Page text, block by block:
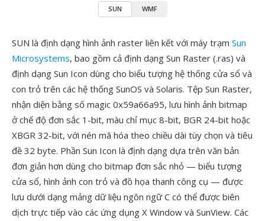
SUN WMF
SUN là định dạng hình ảnh raster liên kết với máy trạm Sun
Microsystems, bao gồm cả định dạng Sun Raster (.ras) và
định dạng Sun Icon dùng cho biểu tượng hệ thống cửa sổ và
con trỏ trên các hệ thống SunOS và Solaris. Tệp Sun Raster,
nhận diện bằng số magic 0x59a66a95, lưu hình ảnh bitmap
ở chế độ đơn sắc 1-bit, màu chỉ mục 8-bit, BGR 24-bit hoặc
XBGR 32-bit, với nén mã hóa theo chiều dài tùy chọn và tiêu
đề 32 byte. Phần Sun Icon là định dạng dựa trên văn bản
đơn giản hơn dùng cho bitmap đơn sắc nhỏ — biểu tượng
cửa sổ, hình ảnh con trỏ và đồ họa thanh công cụ — được
lưu dưới dạng mảng dữ liệu ngôn ngữ C có thể được biên
dịch trực tiếp vào các ứng dụng X Window và SunView. Các